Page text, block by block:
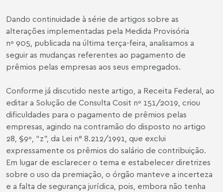
Dando continuidade à série de artigos sobre as
alterações implementadas pela Medida Provisória
nº 905, publicada na última terça-feira, analisamos a
seguir as mudanças referentes ao pagamento de
prêmios pelas empresas aos seus empregados.
Conforme já discutido neste artigo , a Receita Federal, ao
editar a Solução de Consulta Cosit nº 151/2019, criou
dificuldades para o pagamento de prêmios pelas
empresas, agindo na contramão do disposto no artigo
28, §9º, “z”, da Lei n° 8.212/1991, que exclui
expressamente os prêmios do salário de contribuição.
Em lugar de esclarecer o tema e estabelecer diretrizes
sobre o uso da premiação, o órgão manteve a incerteza
e a falta de segurança jurídica, pois, embora não tenha